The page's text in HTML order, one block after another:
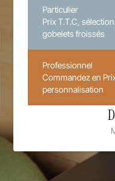
Particulier
Prix T.T.C,
gobelets froissés
Professionnel
Commandez en
personnalisation